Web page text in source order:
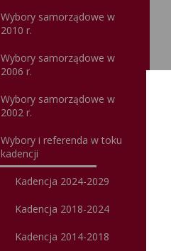
Wybory samorządowe w
2010 r.
Wybory samorządowe w
2006 r.
Wybory samorządowe w
2002 r.
Wybory i referenda w toku
kadencji
Kadencja 2024-2029
Kadencja 2018-2024
Kadencja 2014-2018